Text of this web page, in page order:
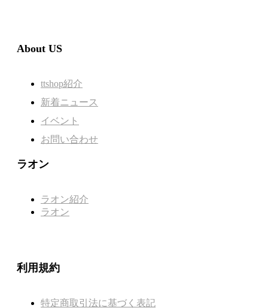
About US
ttshop紹介
新着ニュース
イベント
お問い合わせ
ラオン
ラオン紹介
ラオン
利用規約
特定商取引法に基づく表記